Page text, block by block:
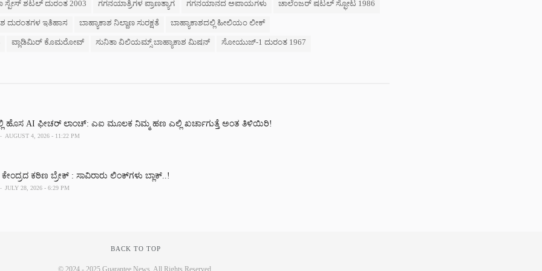
ಶಟಲ್ ದುರಂತ 2003 ಗಗನಯಾತ್ರಿಗಳ ಪ್ರಾಣತ್ಯಾಗ ಗಗನಯಾನದ ಅಪಾಯಗಳು ಚಾಲೆಂಜರ್ ಷಟಲ್ ಸ್ಫೋಟ 1986
ದುರಂತಗಳ ಇತಿಹಾಸ ಬಾಹ್ಯಾಕಾಶ ನಿಲ್ದಾಣ ಸುರಕ್ಷತೆ ಬಾಹ್ಯಾಕಾಶದಲ್ಲಿ ಹೀಲಿಯಂ ಲೀಕ್
ವ್ಲಾಡಿಮಿರ್ ಕೊಮರೋವ್ ಸುನಿತಾ ವಿಲಿಯಮ್ಸ್ ಬಾಹ್ಯಾಕಾಶ ಮಿಷನ್ ಸೋಯುಜ್-1 ದುರಂತ 1967
ಹೊಸ AI ಫೀಚರ್ ಲಾಂಚ್: ಎಐ ಮೂಲಕ ನಿಮ್ಮ ಹಣ ಎಲ್ಲಿ ಖರ್ಚಾಗುತ್ತೆ ಅಂತ ತಿಳಿಯಿರಿ!
AUGUST 4, 2026 - 11:22 PM
ಕಠಿಣ ಬ್ರೇಕ್‌ : ಸಾವಿರಾರು ಲಿಂಕ್‌ಗಳು ಬ್ಲಾಕ್‌..!
JULY 28, 2026 - 6:29 PM
BACK TO TOP
© 2024 - 2025 Guarantee News. All Rights Reserved.